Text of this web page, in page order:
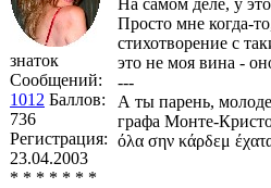
знаток
Сообщений:
1012 Баллов:
736
Регистрация:
23.04.2003
* * * * * * *
Просто мне когда-
стихотворение с
это не моя вина -
---
А ты парень,
графа Монте-
όλα σην κάρδεμ